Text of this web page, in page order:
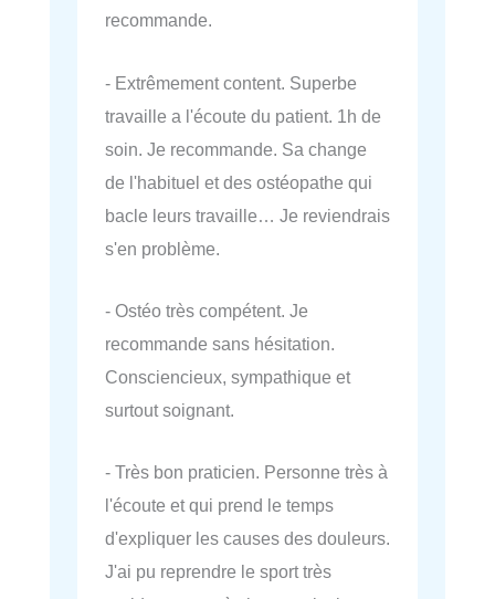
recommande.
- Extrêmement content. Superbe
travaille a l'écoute du patient. 1h de
soin. Je recommande. Sa change
de l'habituel et des ostéopathe qui
bacle leurs travaille… Je reviendrais
s'en problème.
- Ostéo très compétent. Je
recommande sans hésitation.
Consciencieux, sympathique et
surtout soignant.
- Très bon praticien. Personne très à
l'écoute et qui prend le temps
d'expliquer les causes des douleurs.
J'ai pu reprendre le sport très